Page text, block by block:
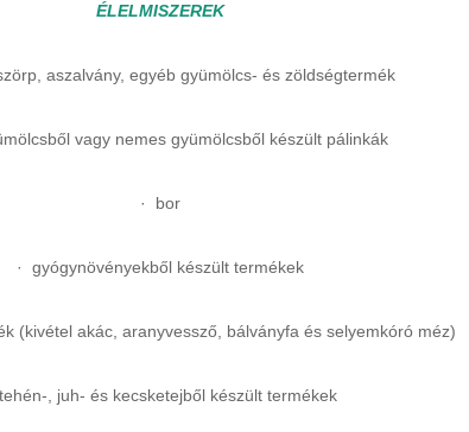
ÉLELMISZEREK
aszalvány, egyéb gyümölcs- és zöldségtermék
vagy nemes gyümölcsből készült pálinkák
· bor
· gyógynövényekből készült termékek
(kivétel akác, aranyvessző, bálványfa és selyemkóró méz)
, juh- és kecsketejből készült termékek